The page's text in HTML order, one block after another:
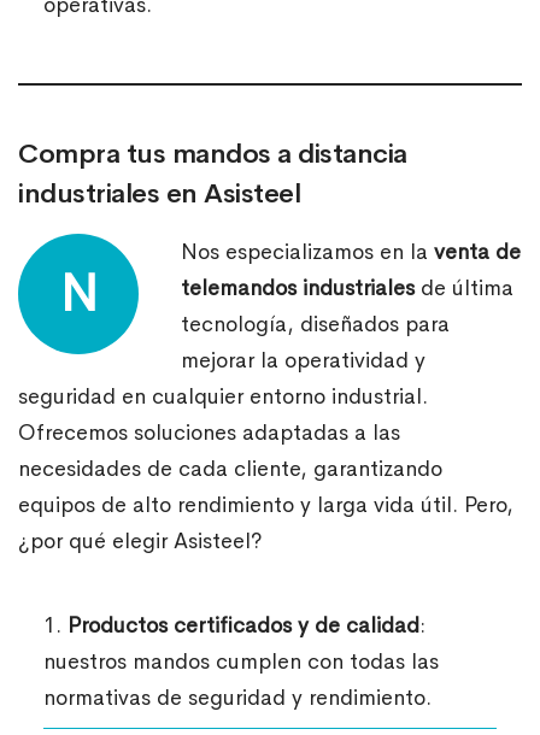
operativas.
Compra tus mandos a distancia
industriales en Asisteel
N
Nos especializamos en la venta de
telemandos industrialesde última
tecnología, diseñados para
mejorar la operatividad y
seguridad en cualquier entorno industrial.
Ofrecemos soluciones adaptadas a las
necesidades de cada cliente, garantizando
equipos de alto rendimiento y larga vida útil. Pero,
¿por qué elegir Asisteel?
1. Productos certificados y de calidad:
nuestros mandos cumplen con todas las
normativas de seguridad y rendimiento.